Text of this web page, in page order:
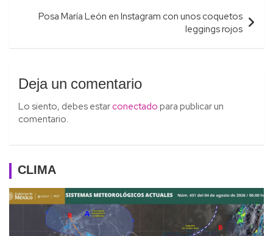
entradas
Posa María León en Instagram con unos coquetos
leggings rojos
Deja un comentario
Lo siento, debes estar conectado para publicar un
comentario.
CLIMA